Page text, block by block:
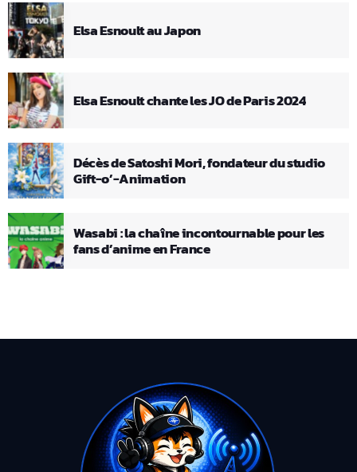
Elsa Esnoult au Japon
Elsa Esnoult chante les JO de Paris 2024
Décès de Satoshi Mori, fondateur du studio
Gift-o’-Animation
Wasabi : la chaîne incontournable pour les
fans d’anime en France